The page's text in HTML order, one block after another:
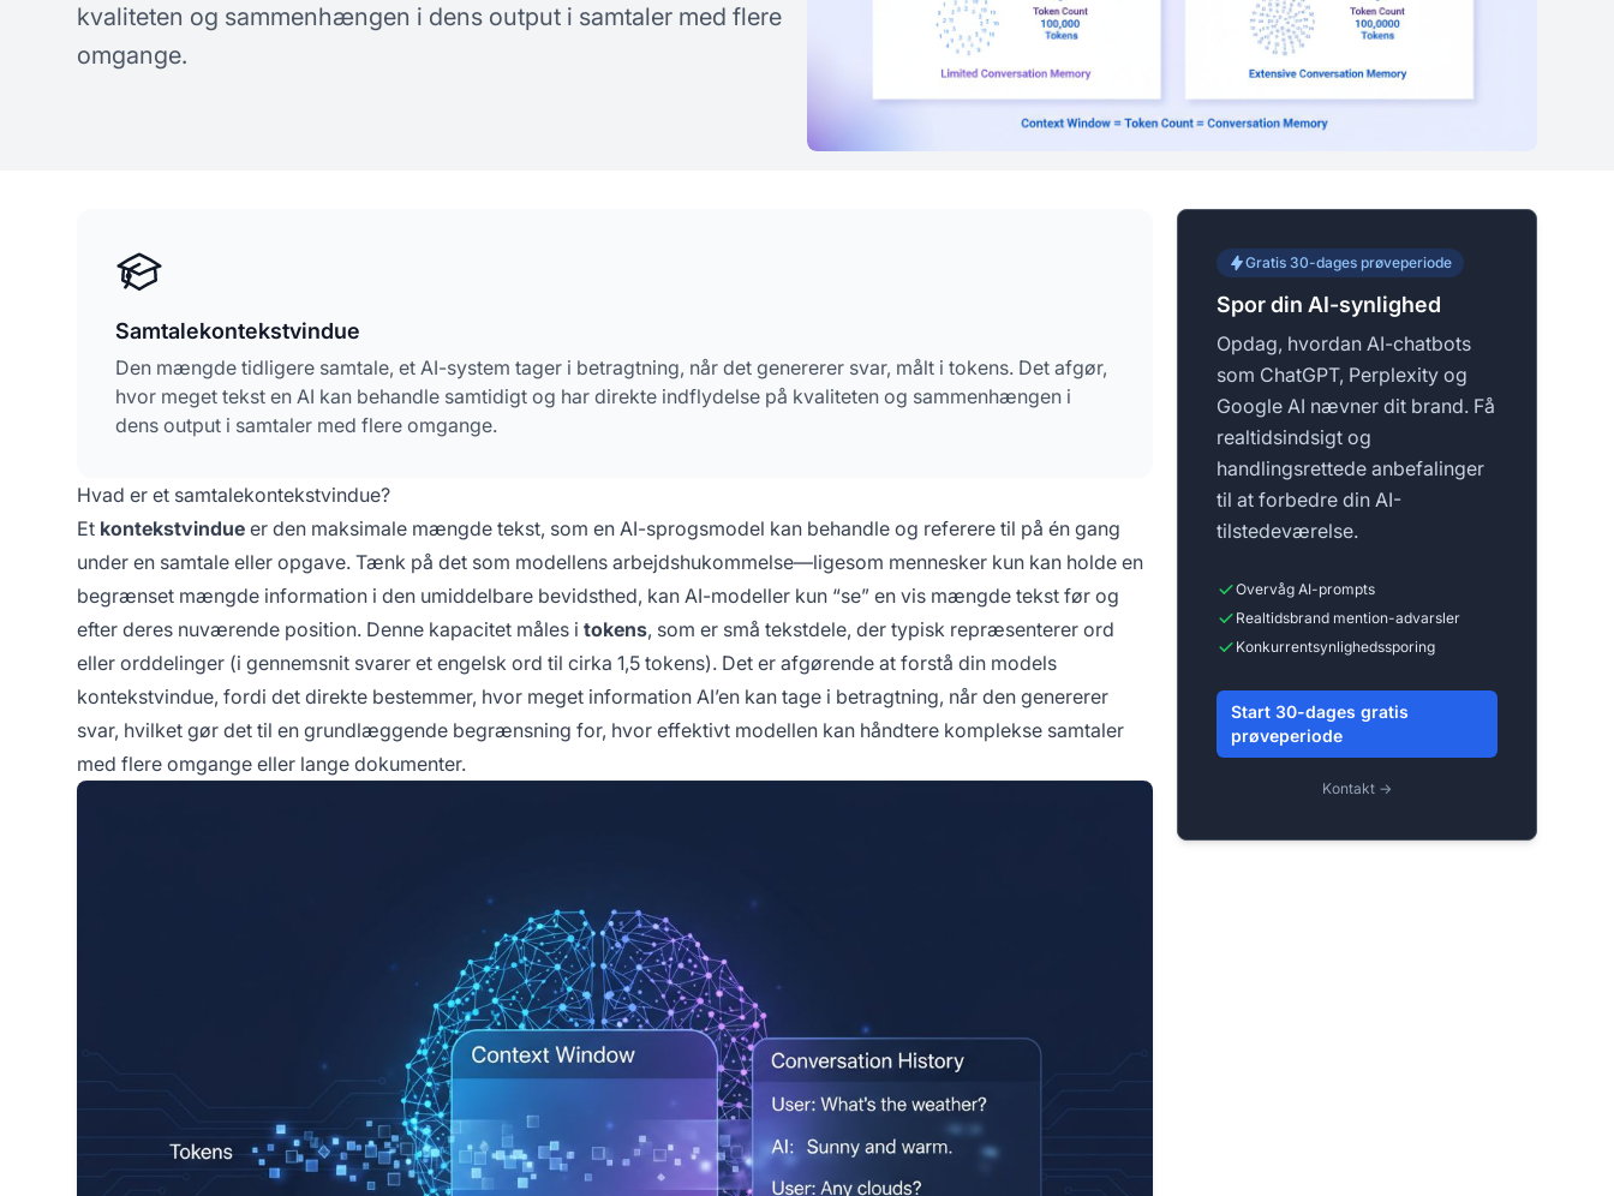
koncepter om AI-synlighed
spørgsmål
kvaliteten og sammenhængen i dens output i samtaler med flere
omgange.
Samtalekontekstvindue
Den mængde tidligere samtale, et AI-system tager i betragtning, når det genererer svar, målt i tokens. Det afgør,
hvor meget tekst en AI kan behandle samtidigt og har direkte indflydelse på kvaliteten og sammenhængen i
dens output i samtaler med flere omgange.
Hvad er et samtalekontekstvindue?
Et kontekstvindue er den maksimale mængde tekst, som en AI-sprogsmodel kan behandle og referere til på én gang
under en samtale eller opgave. Tænk på det som modellens arbejdshukommelse—ligesom mennesker kun kan holde en
begrænset mængde information i den umiddelbare bevidsthed, kan AI-modeller kun “se” en vis mængde tekst før og
efter deres nuværende position. Denne kapacitet måles i tokens, som er små tekstdele, der typisk repræsenterer ord
eller orddelinger (i gennemsnit svarer et engelsk ord til cirka 1,5 tokens). Det er afgørende at forstå din models
kontekstvindue, fordi det direkte bestemmer, hvor meget information AI’en kan tage i betragtning, når den genererer
svar, hvilket gør det til en grundlæggende begrænsning for, hvor effektivt modellen kan håndtere komplekse samtaler
med flere omgange eller lange dokumenter.
Gratis 30-dages prøveperiode
Spor din AI-synlighed
Opdag, hvordan AI-chatbots
som ChatGPT, Perplexity og
Google AI nævner dit brand. Få
realtidsindsigt og
handlingsrettede anbefalinger
til at forbedre din AI-
tilstedeværelse.
Overvåg AI-prompts
Realtidsbrand mention-advarsler
Konkurrentsynlighedssporing
Start 30-dages gratis
prøveperiode
Kontakt →